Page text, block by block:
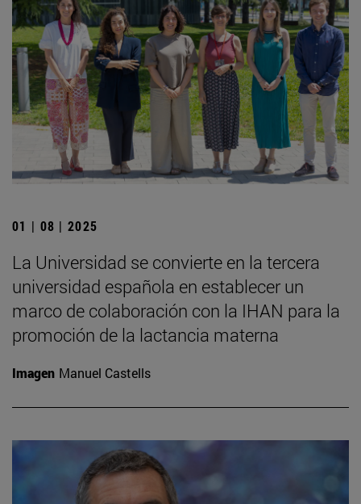
01 | 08 | 2025
La Universidad se convierte en la tercera
universidad española en establecer un
marco de colaboración con la IHAN para la
promoción de la lactancia materna
Imagen Manuel Castells